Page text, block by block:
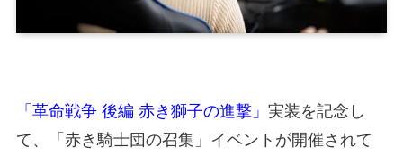
「革命戦争 後編 赤き獅子の進撃」 実装を記念し
て、「赤き騎士団の召集」イベントが開催されて